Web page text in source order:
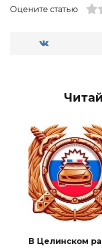
Оцените статью
В Целинском